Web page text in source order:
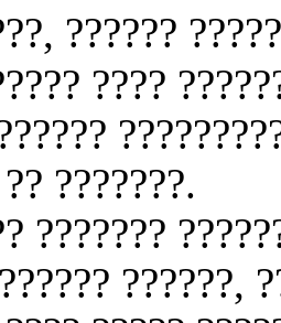
??????
????
???????.
???????
??????,